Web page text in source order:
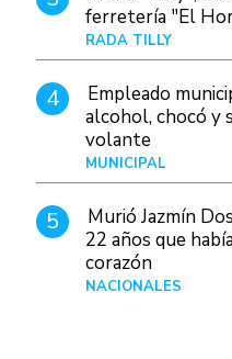
ferretería "El
RADA TILLY
4
Empleado
alcohol, chocó y
volante
MUNICIPAL
5
Murió Jazmín
22 años que
corazón
NACIONALES